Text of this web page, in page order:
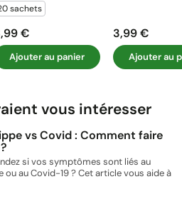
sachets
€
Ajouter au panier
Prix
3,99 €
Ajouter au
vous intéresser
vs Covid : Comment faire
si vos symptômes sont liés au
ou au Covid-19 ? Cet article vous aide à